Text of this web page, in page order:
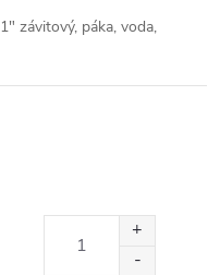
závitový, páka, voda,